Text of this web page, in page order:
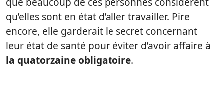
qu’elles sont en état d’aller travailler. Pire
encore, elle garderait le secret concernant
leur état de santé pour éviter d’avoir affaire à
la quatorzaine obligatoire.